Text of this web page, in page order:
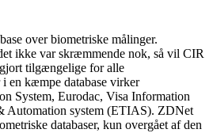
over biometriske målinger.
ikke var skræmmende nok, så vil CIR
gjort tilgængelige for alle
en kæmpe database virker
System, Eurodac, Visa Information
Automation system (ETIAS). ZDNet
databaser, kun overgået af den